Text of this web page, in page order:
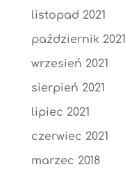
listopad 2021
październik 2021
wrzesień 2021
sierpień 2021
lipiec 2021
czerwiec 2021
marzec 2018